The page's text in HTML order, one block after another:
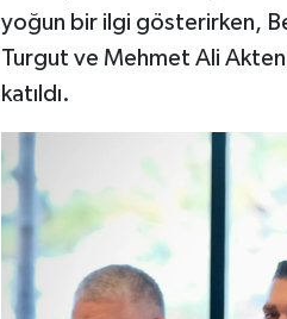
yoğun bir ilgi gösterirken,
Turgut ve Mehmet Ali
katıldı.